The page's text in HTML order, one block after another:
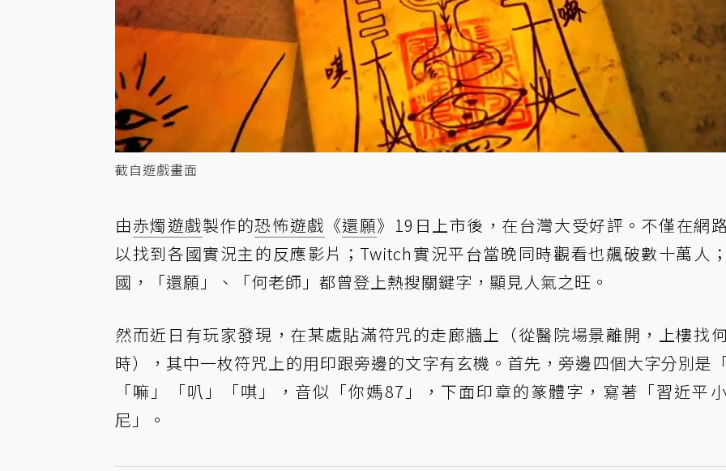
截自遊戲畫面
由赤燭遊戲製作的恐怖遊戲 《還願》19日上市後，在台灣大受好評。不僅在網
以找到各國實況主的反應影片；Twitch實況平台當晚同時觀看也飆破數十萬人
國，「還願」、「何老師」都曾登上熱搜關鍵字，顯見人氣之旺。
然而近日有玩家發現，在某處貼滿符咒的走廊牆上（從醫院場景離開，上樓找
時），其中一枚符咒上的用印跟旁邊的文字有玄機。首先，旁邊四個大字分別是
「嘛」「叭」「唭」，音似「你媽87」，下面印章的篆體字，寫著「習近平
尼」。